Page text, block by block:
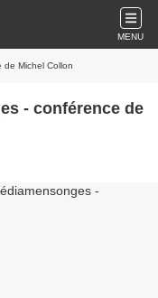
MENU
de Michel Collon
- conférence de